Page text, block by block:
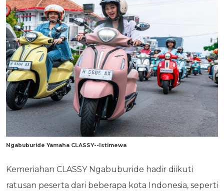
Ngabuburide Yamaha CLASSY--Istimewa
Kemeriahan CLASSY Ngabuburide hadir diikuti
ratusan peserta dari beberapa kota Indonesia, seperti